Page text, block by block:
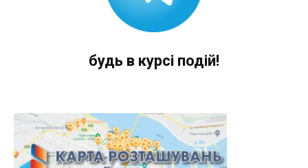
будь в курсі подій!